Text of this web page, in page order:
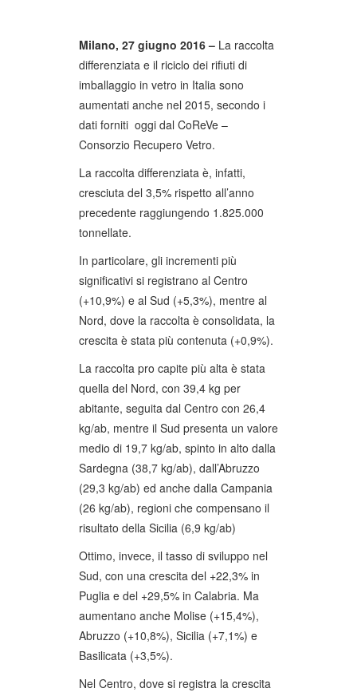
Milano, 27 giugno 2016 – La raccolta
differenziata e il riciclo dei rifiuti di
imballaggio in vetro in Italia sono
aumentati anche nel 2015, secondo i
dati forniti oggi dal CoReVe –
Consorzio Recupero Vetro.
La raccolta differenziata è, infatti,
cresciuta del 3,5% rispetto all’anno
precedente raggiungendo 1.825.000
tonnellate.
In particolare, gli incrementi più
significativi si registrano al Centro
(+10,9%) e al Sud (+5,3%), mentre al
Nord, dove la raccolta è consolidata, la
crescita è stata più contenuta (+0,9%).
La raccolta pro capite più alta è stata
quella del Nord, con 39,4 kg per
abitante, seguita dal Centro con 26,4
kg/ab, mentre il Sud presenta un valore
medio di 19,7 kg/ab, spinto in alto dalla
Sardegna (38,7 kg/ab), dall’Abruzzo
(29,3 kg/ab) ed anche dalla Campania
(26 kg/ab), regioni che compensano il
risultato della Sicilia (6,9 kg/ab)
Ottimo, invece, il tasso di sviluppo nel
Sud, con una crescita del +22,3% in
Puglia e del +29,5% in Calabria. Ma
aumentano anche Molise (+15,4%),
Abruzzo (+10,8%), Sicilia (+7,1%) e
Basilicata (+3,5%).
Nel Centro, dove si registra la crescita